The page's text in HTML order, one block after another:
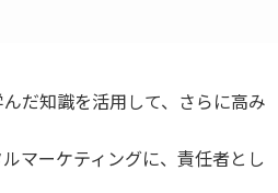
だ知識を活用して、さらに高み
マーケティングに、責任者とし